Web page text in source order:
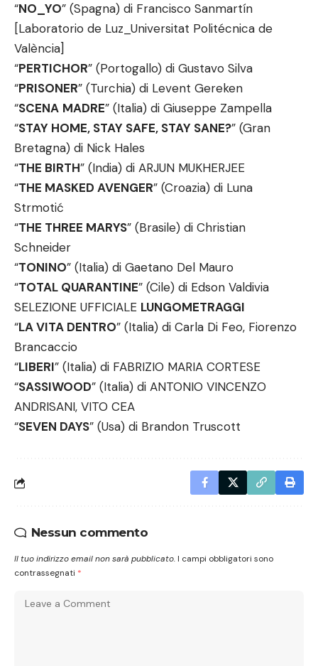
“NO_YO” (Spagna) di Francisco Sanmartín
[Laboratorio de Luz_Universitat Politécnica de
València]
“PERTICHOR” (Portogallo) di Gustavo Silva
“PRISONER” (Turchia) di Levent Gereken
“SCENA MADRE” (Italia) di Giuseppe Zampella
“STAY HOME, STAY SAFE, STAY SANE?” (Gran
Bretagna) di Nick Hales
“THE BIRTH” (India) di ARJUN MUKHERJEE
“THE MASKED AVENGER” (Croazia) di Luna
Strmotić
“THE THREE MARYS” (Brasile) di Christian
Schneider
“TONINO” (Italia) di Gaetano Del Mauro
“TOTAL QUARANTINE” (Cile) di Edson Valdivia
SELEZIONE UFFICIALE LUNGOMETRAGGI
“LA VITA DENTRO” (Italia) di Carla Di Feo, Fiorenzo
Brancaccio
“LIBERI” (Italia) di FABRIZIO MARIA CORTESE
“SASSIWOOD” (Italia) di ANTONIO VINCENZO
ANDRISANI, VITO CEA
“SEVEN DAYS” (Usa) di Brandon Truscott
Nessun commento
Il tuo indirizzo email non sarà pubblicato. I campi obbligatori sono
contrassegnati *